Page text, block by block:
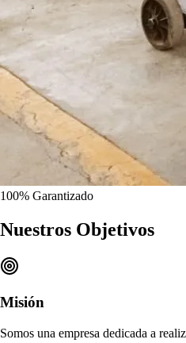
100% Garantizado
Nuestros Objetivos
Misión
Somos una empresa dedicada a